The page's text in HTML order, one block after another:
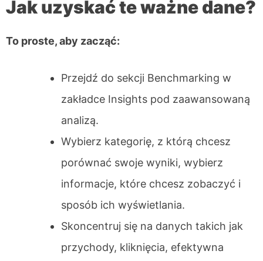
Jak uzyskać te ważne dane?
To proste, aby zacząć:
Przejdź do sekcji Benchmarking w
zakładce Insights pod zaawansowaną
analizą.
Wybierz kategorię, z którą chcesz
porównać swoje wyniki, wybierz
informacje, które chcesz zobaczyć i
sposób ich wyświetlania.
Skoncentruj się na danych takich jak
przychody, kliknięcia, efektywna